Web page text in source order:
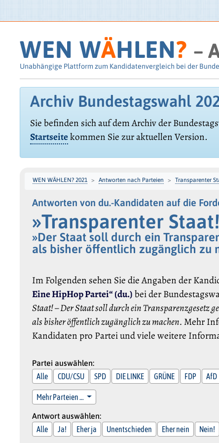
WEN WÄHLEN? –
Unabhängige Plattform zum Kandidatenvergleich bei der
Archiv Bundestagswahl
Sie befinden sich auf dem Archiv der
Startseitekommen Sie zur aktuellen Version.
WEN WÄHLEN? 2021 Antworten nach Parteien Transparenter
Antworten von du.-Kandidaten auf die
»Transparenter
»Der Staat soll durch ein
als bisher öffentlich zugänglich zu
Im Folgenden sehen Sie die Angaben der
Eine HipHop Partei“ (du.)bei der
Staat! – Der Staat soll durch ein Transparenzgesetz
als bisher öffentlich zugänglich zu machen. Mehr
Kandidaten pro Partei und viele weitere
Partei auswählen:
Alle
CDU/CSU SPD DIE LINKE GRÜNE FDP AfD
Mehr Parteien …
Antwort auswählen:
Alle
Ja! Eher ja Unentschieden Eher nein Nein!